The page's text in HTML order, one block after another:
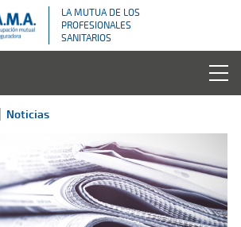
LA MUTUA DE LOS
PROFESIONALES
SANITARIOS
Noticias